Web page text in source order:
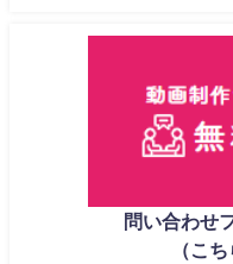
問い合わせ
（こ